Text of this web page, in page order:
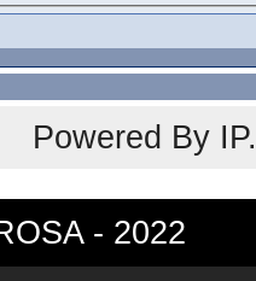
Powered By
- 2022